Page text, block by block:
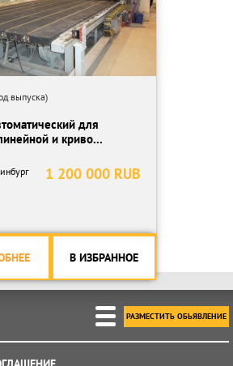
выпуска)
для
и криво...
1 200 000 RUB
В ИЗБРАННОЕ
РАЗМЕСТИТЬ ОБЬЯВЛЕНИЕ